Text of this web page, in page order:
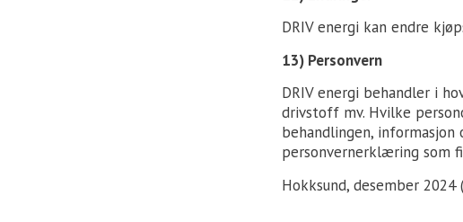
DRIV energi kan endre
13) Personvern
DRIV energi behandler i
drivstoff mv. Hvilke
behandlingen,
personvernerklæring som
Hokksund, desember 2024